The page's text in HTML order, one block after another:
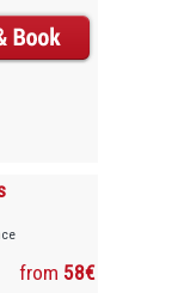
from 58€